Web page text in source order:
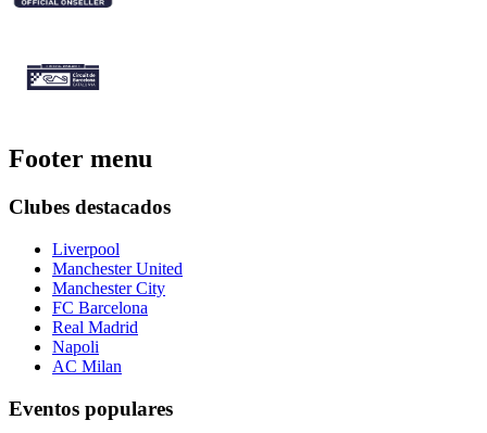
Footer menu
Clubes destacados
Liverpool
Manchester United
Manchester City
FC Barcelona
Real Madrid
Napoli
AC Milan
Eventos populares